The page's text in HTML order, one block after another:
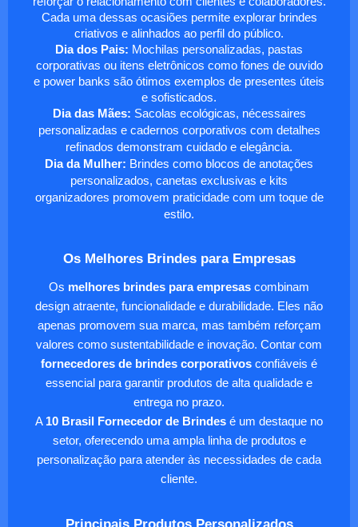
Cada uma dessas ocasiões permite explorar brindes
criativos e alinhados ao perfil do público.
Dia dos Pais: Mochilas personalizadas, pastas
corporativas ou itens eletrônicos como fones de ouvido
e power banks são ótimos exemplos de presentes úteis
e sofisticados.
Dia das Mães: Sacolas ecológicas, nécessaires
personalizadas e cadernos corporativos com detalhes
refinados demonstram cuidado e elegância.
Dia da Mulher: Brindes como blocos de anotações
personalizados, canetas exclusivas e kits
organizadores promovem praticidade com um toque de
estilo.
Os Melhores Brindes para Empresas
Os melhores brindes para empresas combinam
design atraente, funcionalidade e durabilidade. Eles não
apenas promovem sua marca, mas também reforçam
valores como sustentabilidade e inovação. Contar com
fornecedores de brindes corporativos confiáveis é
essencial para garantir produtos de alta qualidade e
entrega no prazo.
A 10 Brasil Fornecedor de Brindes é um destaque no
setor, oferecendo uma ampla linha de produtos e
personalização para atender às necessidades de cada
cliente.
Principais Produtos Personalizados